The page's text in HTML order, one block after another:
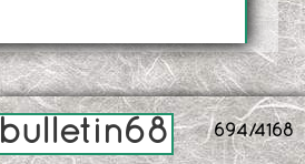
694/4168
bulletin68